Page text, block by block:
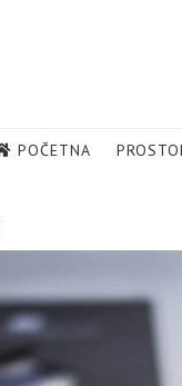
POČETNA